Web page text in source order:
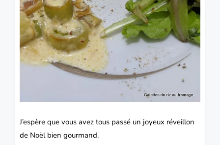
J’espère que vous avez tous passé un joyeux réveillon
de Noël bien gourmand.